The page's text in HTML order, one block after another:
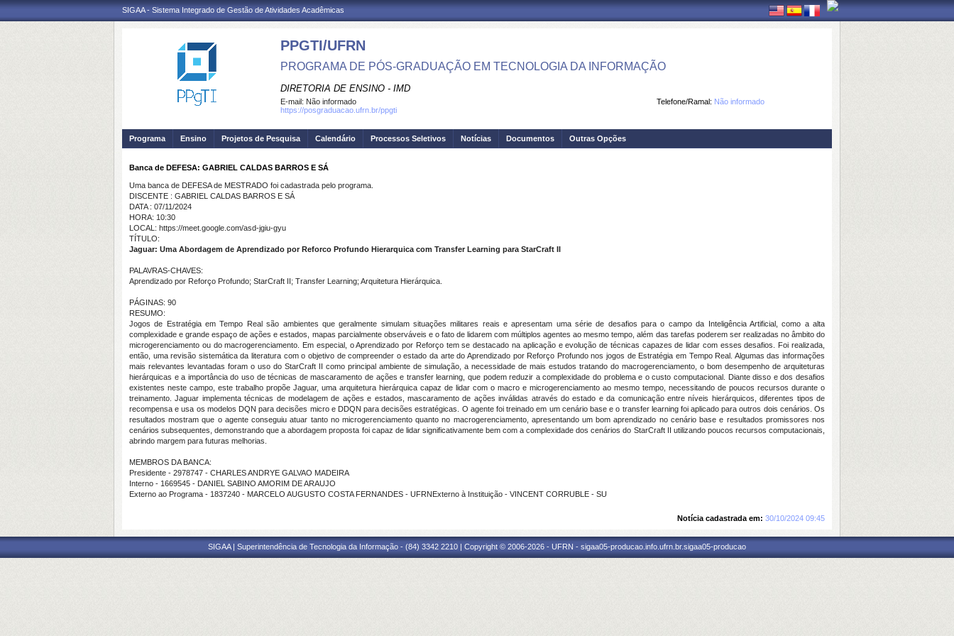
SIGAA - Sistema Integrado de Gestão de Atividades Acadêmicas
PPGTI/UFRN
PROGRAMA DE PÓS-GRADUAÇÃO EM TECNOLOGIA DA INFORMAÇÃO
DIRETORIA DE ENSINO - IMD
Telefone/Ramal: Não informado
E-mail: Não informado
https://posgraduacao.ufrn.br/ppgti
Programa Ensino Projetos de Pesquisa Calendário Processos Seletivos Notícias Documentos Outras Opções
Banca de DEFESA: GABRIEL CALDAS BARROS E SÁ
Uma banca de DEFESA de MESTRADO foi cadastrada pelo programa.
DISCENTE : GABRIEL CALDAS BARROS E SÁ
DATA : 07/11/2024
HORA: 10:30
LOCAL: https://meet.google.com/asd-jgiu-gyu
TÍTULO:
Jaguar: Uma Abordagem de Aprendizado por Reforco Profundo Hierarquica com Transfer Learning para StarCraft II
PALAVRAS-CHAVES:
Aprendizado por Reforço Profundo; StarCraft II; Transfer Learning; Arquitetura Hierárquica.
PÁGINAS: 90
RESUMO:
Jogos de Estratégia em Tempo Real são ambientes que geralmente simulam situações militares reais e apresentam uma série de desafios para o campo da Inteligência Artificial, como a alta
complexidade e grande espaço de ações e estados, mapas parcialmente observáveis e o fato de lidarem com múltiplos agentes ao mesmo tempo, além das tarefas poderem ser realizadas no âmbito do
microgerenciamento ou do macrogerenciamento. Em especial, o Aprendizado por Reforço tem se destacado na aplicação e evolução de técnicas capazes de lidar com esses desafios. Foi realizada,
então, uma revisão sistemática da literatura com o objetivo de compreender o estado da arte do Aprendizado por Reforço Profundo nos jogos de Estratégia em Tempo Real. Algumas das informações
mais relevantes levantadas foram o uso do StarCraft II como principal ambiente de simulação, a necessidade de mais estudos tratando do macrogerenciamento, o bom desempenho de arquiteturas
hierárquicas e a importância do uso de técnicas de mascaramento de ações e transfer learning, que podem reduzir a complexidade do problema e o custo computacional. Diante disso e dos desafios
existentes neste campo, este trabalho propõe Jaguar, uma arquitetura hierárquica capaz de lidar com o macro e microgerenciamento ao mesmo tempo, necessitando de poucos recursos durante o
treinamento. Jaguar implementa técnicas de modelagem de ações e estados, mascaramento de ações inválidas através do estado e da comunicação entre níveis hierárquicos, diferentes tipos de
recompensa e usa os modelos DQN para decisões micro e DDQN para decisões estratégicas. O agente foi treinado em um cenário base e o transfer learning foi aplicado para outros dois cenários. Os
resultados mostram que o agente conseguiu atuar tanto no microgerenciamento quanto no macrogerenciamento, apresentando um bom aprendizado no cenário base e resultados promissores nos
cenários subsequentes, demonstrando que a abordagem proposta foi capaz de lidar significativamente bem com a complexidade dos cenários do StarCraft II utilizando poucos recursos computacionais,
abrindo margem para futuras melhorias.
MEMBROS DA BANCA:
Presidente - 2978747 - CHARLES ANDRYE GALVAO MADEIRA
Interno - 1669545 - DANIEL SABINO AMORIM DE ARAUJO
Externo ao Programa - 1837240 - MARCELO AUGUSTO COSTA FERNANDES - UFRNExterno à Instituição - VINCENT CORRUBLE - SU
Notícia cadastrada em: 30/10/2024 09:45
SIGAA | Superintendência de Tecnologia da Informação - (84) 3342 2210 | Copyright © 2006-2026 - UFRN - sigaa05-producao.info.ufrn.br.sigaa05-producao